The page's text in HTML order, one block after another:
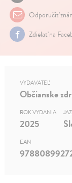
Odporučiť
Zdielať na
VYDAVATEĽ
Občianske
ROK VYDANIA
2025
EAN